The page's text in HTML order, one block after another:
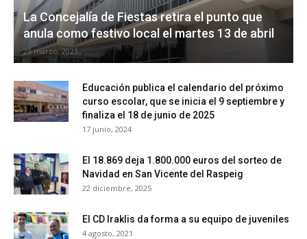
La Concejalía de Fiestas retira el punto que
anula como festivo local el martes 13 de abril
25 marzo, 2021
Educación publica el calendario del próximo
curso escolar, que se inicia el 9 septiembre y
finaliza el 18 de junio de 2025
17 junio, 2024
El 18.869 deja 1.800.000 euros del sorteo de
Navidad en San Vicente del Raspeig
22 diciembre, 2025
El CD Iraklis da forma a su equipo de juveniles
4 agosto, 2021